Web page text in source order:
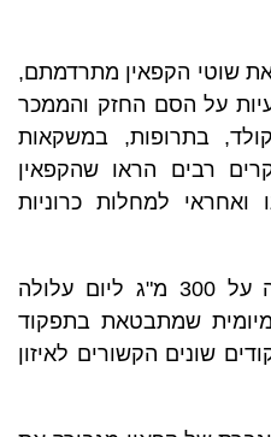
שוטי הקפאין מתרדמתם,
על הסם החזק והממכר
בתרופות, במשקאות
רבים הראו שהקפאין
למחלות כרוניות
צריכת קפאין בכמות העולה על 300 מ"ג ליום עלולה
שמתבטאת בתפקוד
שונים הקשורים לאיזון